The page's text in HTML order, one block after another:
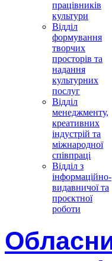
працівників
культури
Відділ
формування
творчих
просторів та
надання
культурних
послуг
Відділ
менеджменту,
креативних
індустрій та
міжнародної
співпраці
Відділ з
інформаційно-
видавничої та
проєктної
роботи